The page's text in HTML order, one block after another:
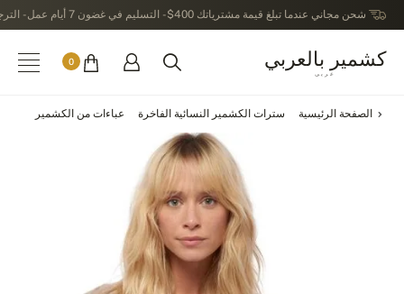
شحن مجاني عندما تبلغ قيمة مشترياتك 400$ - التسليم في غضون 7 أيام عمل - الترجيع في خلال 14 يوماً بعد الاستلام
كشمير بالعربي
عربى
0
الصفحة الرئيسية سترات الكشمير النسائية الفاخرة عباءات من الكشمير